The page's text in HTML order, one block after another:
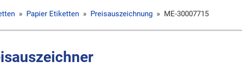
» Papier Etiketten » Preisauszeichnung » ME-30007715